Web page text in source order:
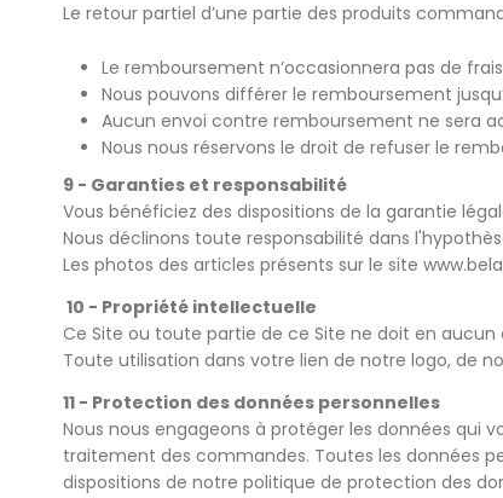
Le retour partiel d’une partie des produits
Le remboursement n’occasionnera pas de
Nous pouvons différer le remboursement
Aucun envoi contre remboursement ne sera
Nous nous réservons le droit de refuser le
9 - Garanties et responsabilité
Vous bénéficiez des dispositions de la garantie
Nous déclinons toute responsabilité dans
Les photos des articles présents sur le site
10 - Propriété intellectuelle
Ce Site ou toute partie de ce Site ne doit en
Toute utilisation dans votre lien de notre logo, de
11 - Protection des données personnelles
Nous nous engageons à protéger les données qui
traitement des commandes. Toutes les données
dispositions de notre politique de protection des